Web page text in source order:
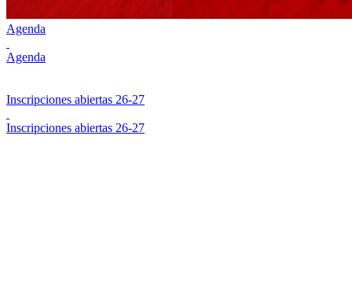
Agenda
Agenda
Inscripciones abiertas 26-27
Inscripciones abiertas 26-27